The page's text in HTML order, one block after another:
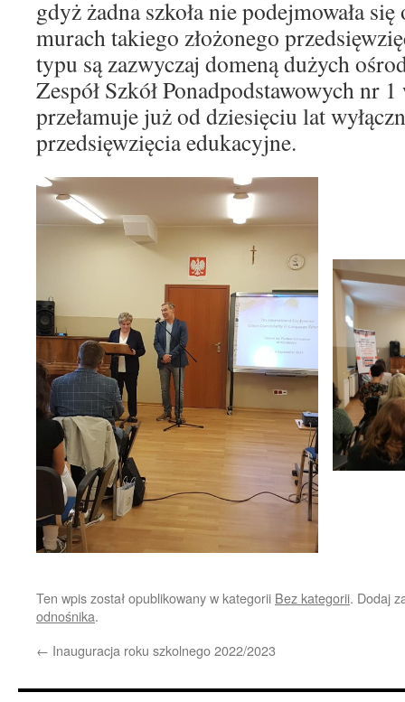
gdyż żadna szkoła nie podejmowała
murach takiego złożonego
typu są zazwyczaj domeną dużych
Zespół Szkół Ponadpodstawowych nr
przełamuje już od dziesięciu lat
przedsięwzięcia edukacyjne.
Ten wpis został opublikowany w kategorii Bez kategorii. Dodaj
odnośnika.
← Inauguracja roku szkolnego 2022/2023